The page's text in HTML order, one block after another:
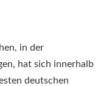
in der
hat sich innerhalb
deutschen